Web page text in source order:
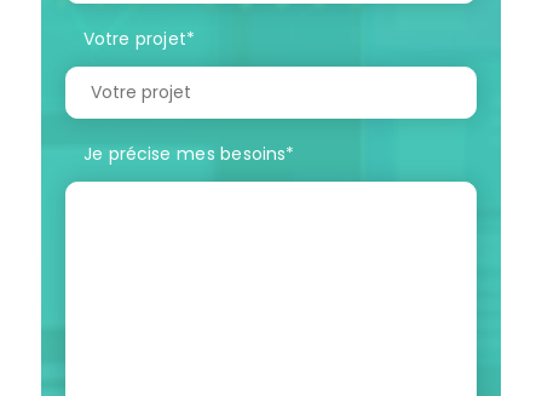
Votre projet*
Je précise mes besoins*